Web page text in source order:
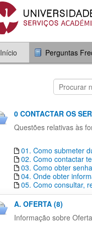
Início Perguntas
0 CONTACTAR OS
Questões relativas às
01. Como submeter
02. Como contactar
03. Como obter
04. Onde obter
05. Como consultar,
A. OFERTA (8)
Informação sobre